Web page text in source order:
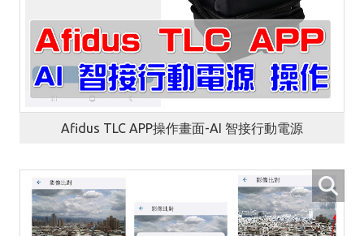
Afidus TLC APP操作畫面-AI 智接行動電源